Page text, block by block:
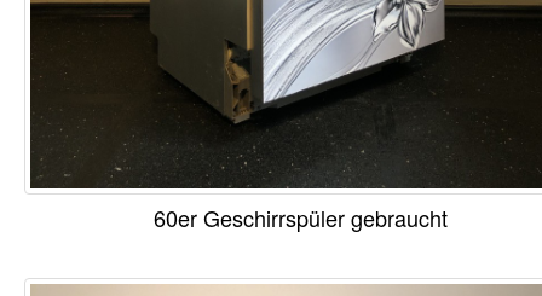
60er Geschirrspüler gebraucht